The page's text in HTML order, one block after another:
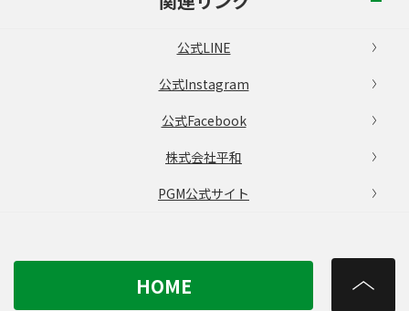
公式LINE
公式Instagram
公式Facebook
株式会社平和
PGM公式サイト
HOME